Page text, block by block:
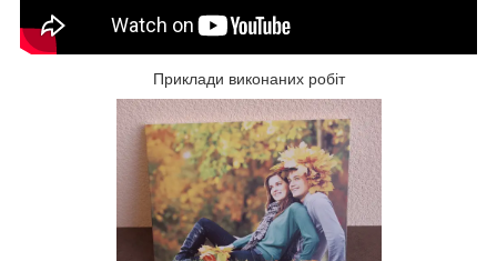
Приклади виконаних робіт